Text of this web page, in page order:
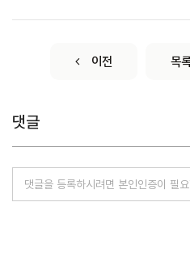
이전 목
댓글